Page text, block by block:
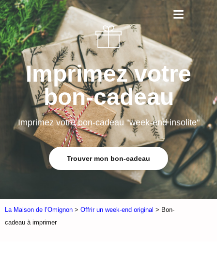
Imprimez votre
bon-cadeau
Imprimez votre bon-cadeau "week-end insolite"
Trouver mon bon-cadeau
La Maison de l’Omignon > Offrir un week-end original > Bon-
cadeau à imprimer